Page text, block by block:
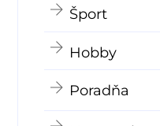
Šport
Hobby
Poradňa